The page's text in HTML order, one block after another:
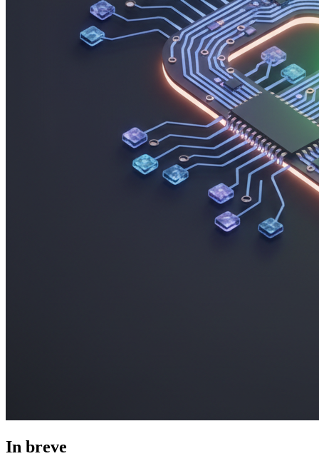
In breve